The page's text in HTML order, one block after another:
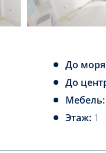
До
До
Мебель:
Этаж: 1